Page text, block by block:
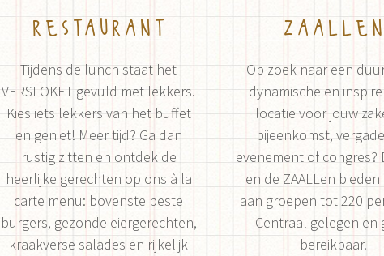
restaurant
Tijdens de lunch staat het
VERSLOKET gevuld met lekkers.
Kies iets lekkers van het buffet
en geniet! Meer tijd? Ga dan
rustig zitten en ontdek de
heerlijke gerechten op ons à la
carte menu: bovenste beste
burgers, gezonde eiergerechten,
kraakverse salades en rijkelijk
Op zoek naar een
dynamische en
locatie voor jouw
bijeenkomst,
evenement of congres?
en de ZAALLen
aan groepen tot 220
Centraal gelegen en
bereikbaar.